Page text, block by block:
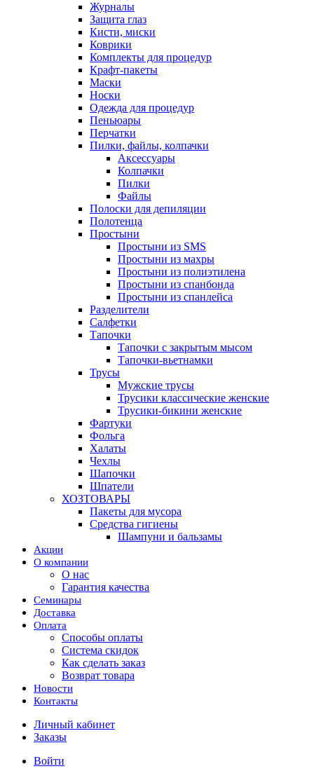
Журналы
Защита глаз
Кисти, миски
Коврики
Комплекты для процедур
Крафт-пакеты
Маски
Носки
Одежда для процедур
Пеньюары
Перчатки
Пилки, файлы, колпачки
Аксессуары
Колпачки
Пилки
Файлы
Полоски для депиляции
Полотенца
Простыни
Простыни из SMS
Простыни из махры
Простыни из полиэтилена
Простыни из спанбонда
Простыни из спанлейса
Разделители
Салфетки
Тапочки
Тапочки с закрытым мысом
Тапочки-вьетнамки
Трусы
Мужские трусы
Трусики классические женские
Трусики-бикини женские
Фартуки
Фольга
Халаты
Чехлы
Шапочки
Шпатели
ХОЗТОВАРЫ
Пакеты для мусора
Средства гигиены
Шампуни и бальзамы
Акции
О компании
О нас
Гарантия качества
Семинары
Доставка
Оплата
Способы оплаты
Система скидок
Как сделать заказ
Возврат товара
Новости
Контакты
Личный кабинет
Заказы
Войти